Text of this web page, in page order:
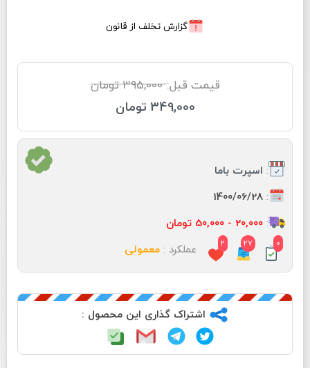
گزارش تخلف از قانون
قیمت قبل: 395,000 تومان
349,000 تومان
: اسپرت باما
:
1400/06/28
: 20,000 - 50,000 تومان
0
27
2 عملکرد : معمولی
اشتراک گذاری این محصول :